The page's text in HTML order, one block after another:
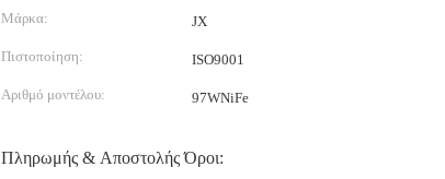
Μάρκα: JX
Πιστοποίηση: ISO9001
Αριθμό μοντέλου: 97WNiFe
Πληρωμής & Αποστολής Όροι: